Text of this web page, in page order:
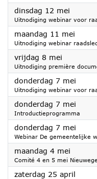
dinsdag 12 mei
Uitnodiging webinar voor
maandag 11 mei
Uitnodiging webinar
vrijdag 8 mei
Uitnodiging première
donderdag 7 mei
Uitnodiging webinar voor
donderdag 7 mei
Introductieprogramma
donderdag 7 mei
Webinar De gemeentelijke
maandag 4 mei
Comité 4 en 5 mei
zaterdag 25 april